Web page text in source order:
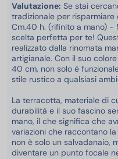
Valutazione: Se stai
tradizionale per
Cm.40 h. (rifinito a mano) -
scelta perfetta per te!
realizzato dalla rinomata
artigianale. Con il suo
40 cm, non solo è
stile rustico a qualsiasi
La terracotta, materiale di
durabilità e il suo fascino
mano, il che significa che
variazioni che raccontano
non è solo un salvadanaio,
diventare un punto focale